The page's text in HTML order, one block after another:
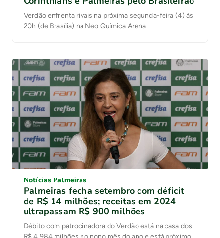
Verdão enfrenta rivais na próxima segunda-feira (4) às
20h (de Brasília) na Neo Química Arena
Notícias Palmeiras
Palmeiras fecha setembro com déficit
de R$ 14 milhões; receitas em 2024
ultrapassam R$ 900 milhões
Débito com patrocinadora do Verdão está na casa dos
R$ 4,984 milhões no nono mês do ano e está próximo